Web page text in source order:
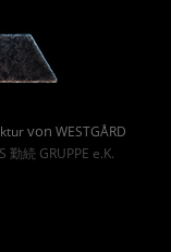
von WESTGÅRD
勤続 GRUPPE e.K.